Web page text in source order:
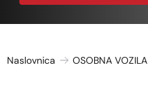
Naslovnica OSOBNA VOZILA